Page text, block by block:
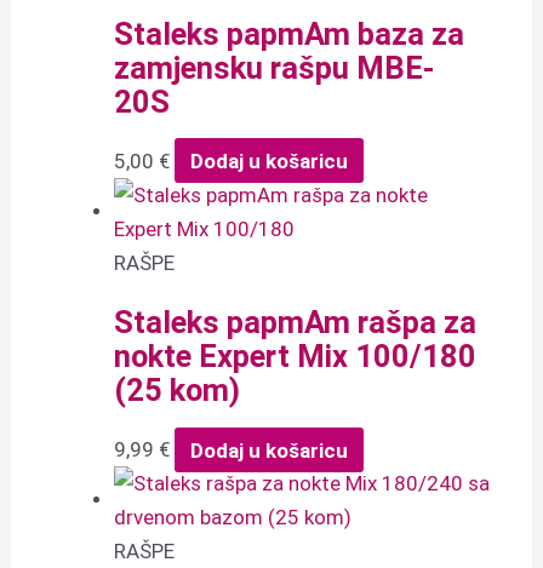
Staleks papmAm baza za
zamjensku rašpu MBE-
20S
5,00 € Dodaj u košaricu
RAŠPE
Staleks papmAm rašpa za
nokte Expert Mix 100/180
(25 kom)
9,99 € Dodaj u košaricu
RAŠPE